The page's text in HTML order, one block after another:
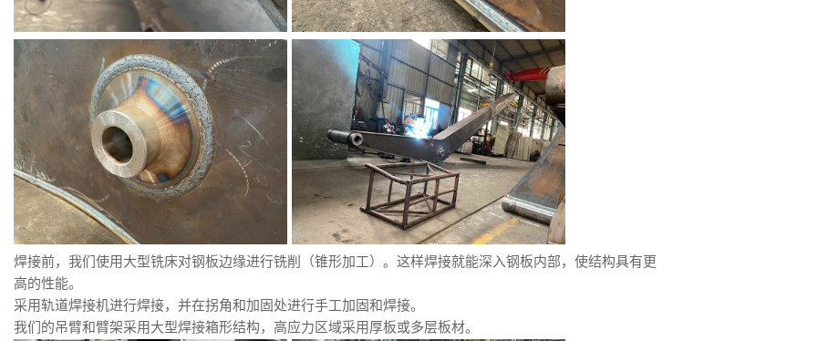
焊接前，我们使用大型铣床对钢板边缘进行铣削（锥形加工）。这样焊接就能深入钢板内部，使结构具有更
高的性能。
采用轨道焊接机进行焊接，并在拐角和加固处进行手工加固和焊接。
我们的吊臂和臂架采用大型焊接箱形结构，高应力区域采用厚板或多层板材。